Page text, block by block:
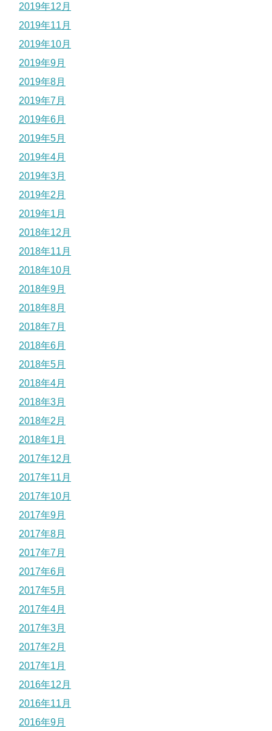
2019年12月
2019年11月
2019年10月
2019年9月
2019年8月
2019年7月
2019年6月
2019年5月
2019年4月
2019年3月
2019年2月
2019年1月
2018年12月
2018年11月
2018年10月
2018年9月
2018年8月
2018年7月
2018年6月
2018年5月
2018年4月
2018年3月
2018年2月
2018年1月
2017年12月
2017年11月
2017年10月
2017年9月
2017年8月
2017年7月
2017年6月
2017年5月
2017年4月
2017年3月
2017年2月
2017年1月
2016年12月
2016年11月
2016年9月